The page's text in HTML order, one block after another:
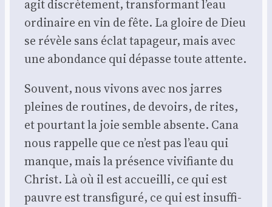
agit dis­crè­te­ment, trans­for­mant l’eau
ordi­naire en vin de fête. La gloire de Dieu
se révèle sans éclat tapa­geur, mais avec
une abon­dance qui dépasse toute attente.
Sou­vent, nous vivons avec nos jarres
pleines de rou­tines, de devoirs, de rites,
et pour­tant la joie semble absente. Cana
nous rap­pelle que ce n’est pas l’eau qui
manque, mais la pré­sence vivi­fiante du
Christ. Là où il est accueilli, ce qui est
pauvre est trans­fi­gu­ré, ce qui est insuf­fi­